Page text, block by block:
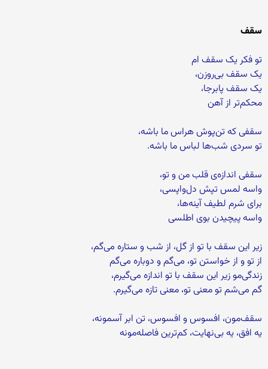
سقف
تو فکر یک سقف ام
یک سقف بی‌روزن،
یک سقف پابرجا،
محکم‌تر از آهن
سقفی که تن‌پوش هراس ما باشه،
تو سردی شب‌ها لباس ما باشه.
سقفی اندازه‌ی قلب من و تو،
واسه لمس تپش دل‌واپسی،
برای شرم لطیف آینه‌ها،
واسه پیچیدن بوی اطلسی
زیر این سقف با تو از گل، از شب و ستاره می‌گم،
از تو و از خواستن تو، می‌گم و دوباره می‌گم
زندگی‌مو زیر این سقف با تو اندازه می‌گیرم،
گم می‌شم تو معنی تو، معنی تازه می‌گیرم.
سقف‌مون، افسوس و افسوس، تن ابر آسمونه،
یه افق، یه بی‌نهایت، کم‌ترین فاصله‌مونه